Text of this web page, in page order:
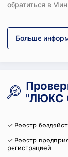
обратиться в
Больше
"ЛЮКС
✓ Реестр
✓ Реестр
регистрацией